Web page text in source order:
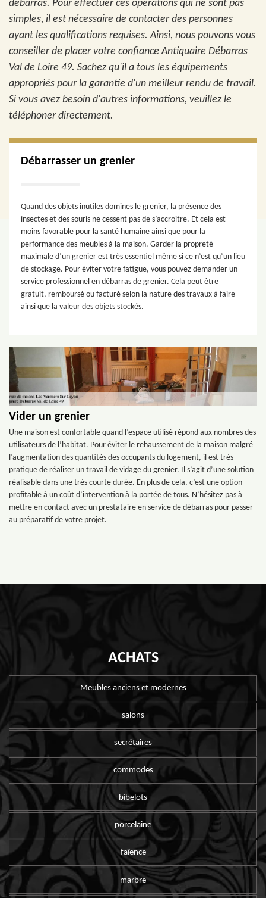
débarras. Pour effectuer ces opérations qui ne sont pas
simples, il est nécessaire de contacter des personnes
ayant les qualifications requises. Ainsi, nous pouvons vous
conseiller de placer votre confiance Antiquaire Débarras
Val de Loire 49. Sachez qu'il a tous les équipements
appropriés pour la garantie d'un meilleur rendu de travail.
Si vous avez besoin d'autres informations, veuillez le
téléphoner directement.
Débarrasser un grenier
Quand des objets inutiles domines le grenier, la présence des
insectes et des souris ne cessent pas de s’accroitre. Et cela est
moins favorable pour la santé humaine ainsi que pour la
performance des meubles à la maison. Garder la propreté
maximale d’un grenier est très essentiel même si ce n’est qu’un lieu
de stockage. Pour éviter votre fatigue, vous pouvez demander un
service professionnel en débarras de grenier. Cela peut être
gratuit, remboursé ou facturé selon la nature des travaux à faire
ainsi que la valeur des objets stockés.
Vider un grenier
Une maison est confortable quand l’espace utilisé répond aux nombres des
utilisateurs de l’habitat. Pour éviter le rehaussement de la maison malgré
l’augmentation des quantités des occupants du logement, il est très
pratique de réaliser un travail de vidage du grenier. Il s’agit d’une solution
réalisable dans une très courte durée. En plus de cela, c’est une option
profitable à un coût d’intervention à la portée de tous. N’hésitez pas à
mettre en contact avec un prestataire en service de débarras pour passer
au préparatif de votre projet.
ACHATS
Meubles anciens et modernes
salons
secrétaires
commodes
bibelots
porcelaine
faïence
marbre